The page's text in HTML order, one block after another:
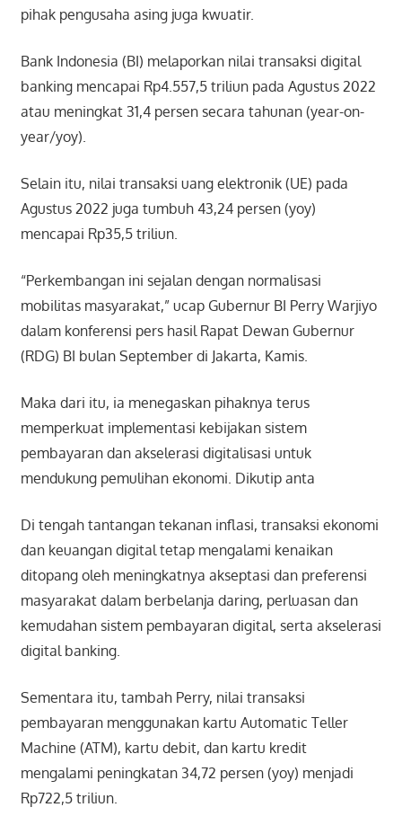
pihak pengusaha asing juga kwuatir.
Bank Indonesia (BI) melaporkan nilai transaksi digital
banking mencapai Rp4.557,5 triliun pada Agustus 2022
atau meningkat 31,4 persen secara tahunan (year-on-
year/yoy).
Selain itu, nilai transaksi uang elektronik (UE) pada
Agustus 2022 juga tumbuh 43,24 persen (yoy)
mencapai Rp35,5 triliun.
“Perkembangan ini sejalan dengan normalisasi
mobilitas masyarakat,” ucap Gubernur BI Perry Warjiyo
dalam konferensi pers hasil Rapat Dewan Gubernur
(RDG) BI bulan September di Jakarta, Kamis.
Maka dari itu, ia menegaskan pihaknya terus
memperkuat implementasi kebijakan sistem
pembayaran dan akselerasi digitalisasi untuk
mendukung pemulihan ekonomi. Dikutip anta
Di tengah tantangan tekanan inflasi, transaksi ekonomi
dan keuangan digital tetap mengalami kenaikan
ditopang oleh meningkatnya akseptasi dan preferensi
masyarakat dalam berbelanja daring, perluasan dan
kemudahan sistem pembayaran digital, serta akselerasi
digital banking.
Sementara itu, tambah Perry, nilai transaksi
pembayaran menggunakan kartu Automatic Teller
Machine (ATM), kartu debit, dan kartu kredit
mengalami peningkatan 34,72 persen (yoy) menjadi
Rp722,5 triliun.